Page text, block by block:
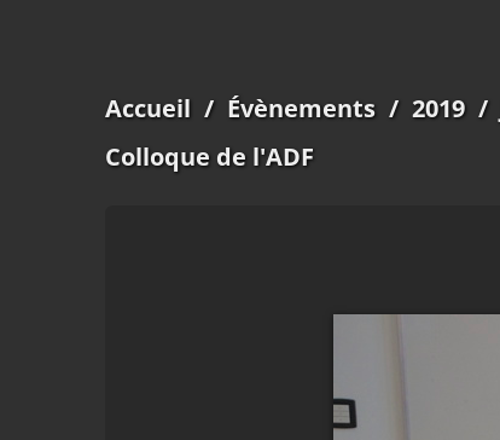
Accueil / Évènements / 2019 /
Colloque de l'ADF